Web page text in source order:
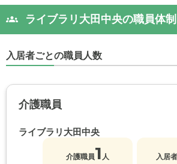
ライブラリ大田中央の職員体制
入居者ごとの職員人数
介護職員
ライブラリ大田中央
介護職員1 人 入居者